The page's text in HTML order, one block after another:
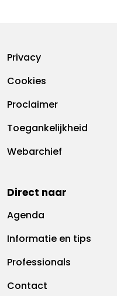
Footermenu
Privacy
Cookies
Proclaimer
Toegankelijkheid
Webarchief
Direct naar
Agenda
Informatie en tips
Professionals
Contact